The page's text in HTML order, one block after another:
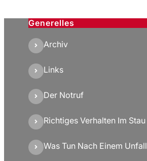
Generelles
Archiv
Links
Der Notruf
Richtiges Verhalten Im Stau
Was Tun Nach Einem Unfall